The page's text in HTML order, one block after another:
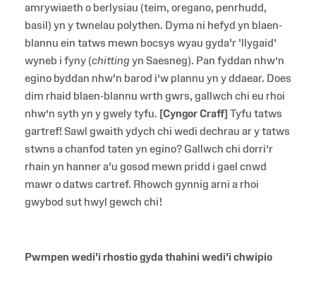
amrywiaeth o berlysiau (teim, oregano, penrhudd,
basil) yn y twnelau polythen. Dyma ni hefyd yn blaen-
blannu ein tatws mewn bocsys wyau gyda'r 'llygaid'
wyneb i fyny (chittingyn Saesneg). Pan fyddan nhw’n
egino byddan nhw'n barod i’w plannu yn y ddaear. Does
dim rhaid blaen-blannu wrth gwrs, gallwch chi eu rhoi
nhw’n syth yn y gwely tyfu. [Cyngor Craff] Tyfu tatws
gartref! Sawl gwaith ydych chi wedi dechrau ar y tatws
stwns a chanfod taten yn egino? Gallwch chi dorri’r
rhain yn hanner a'u gosod mewn pridd i gael cnwd
mawr o datws cartref. Rhowch gynnig arni a rhoi
gwybod sut hwyl gewch chi!
Pwmpen wedi'i rhostio gyda thahini wedi'i chwipio